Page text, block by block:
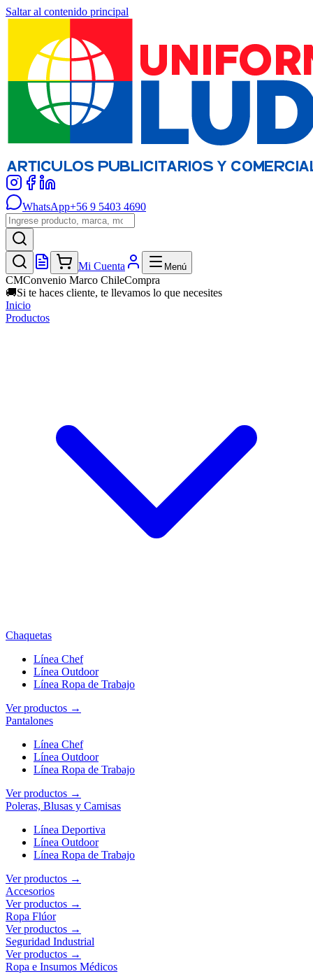
Saltar al contenido principal
WhatsApp+56 9 5403 4690
Mi Cuenta Menú
CMConvenio Marco ChileCompra
🚚Si te haces cliente, te llevamos lo que necesites
Inicio
Productos
Chaquetas
Línea Chef
Línea Outdoor
Línea Ropa de Trabajo
Ver productos →
Pantalones
Línea Chef
Línea Outdoor
Línea Ropa de Trabajo
Ver productos →
Poleras, Blusas y Camisas
Línea Deportiva
Línea Outdoor
Línea Ropa de Trabajo
Ver productos →
Accesorios
Ver productos →
Ropa Flúor
Ver productos →
Seguridad Industrial
Ver productos →
Ropa e Insumos Médicos